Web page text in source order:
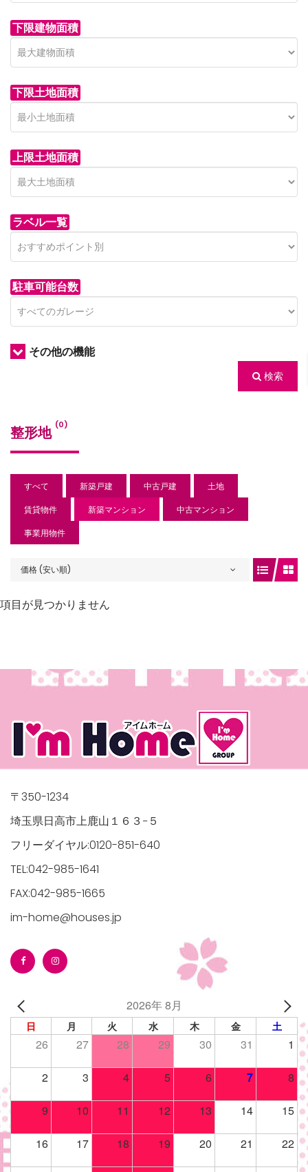
下限建物面積
下限土地面積
上限土地面積
ラベル一覧
駐車可能台数
その他の機能
検索
整形地 (0)
すべて 新築戸建 中古戸建
土地
賃貸物件
新築マンション
中古マンション
事業用物件
価格 (安い順)
項目が見つかりません
青木新築分譲住宅
on call
Price on call
セン
850
top-
top-
manager/wp-
top-
manager/wp-
top-
〒350-1234
埼玉県日高市上鹿山１６３−５
フリーダイヤル:0120-851-640
TEL:042-985-1641
FAX:042-985-1665
im-home@houses.jp
2026年 8月
日 月 火 水 木 金 土
26 27 28 29 30 31 1
2 3 4 5 6 7 8
9 10 11 12 13 14 15
16 17 18 19 20 21 22